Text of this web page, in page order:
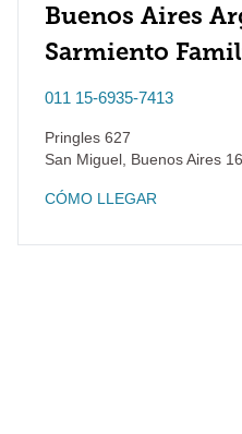
Buenos Aires
Sarmiento
011 15-6935-7413
Pringles 627
San Miguel Buenos Aires
CÓMO LLEGAR